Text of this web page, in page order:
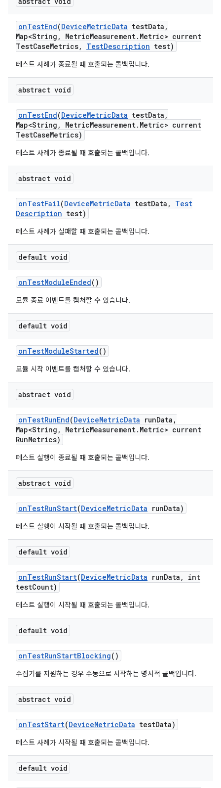
onTestEnd(DeviceMetricData testData ,
Map<String , MetricMeasurement. Metric> current
TestCaseMetrics, TestDescription test)
테스트 사례가 종료될 때 호출되는 콜백입니다.
abstract void
onTestEnd(DeviceMetricData testData ,
Map<String , MetricMeasurement. Metric> current
TestCaseMetrics)
테스트 사례가 종료될 때 호출되는 콜백입니다.
abstract void
onTestFail(DeviceMetricData testData ,
Test
Description test)
테스트 사례가 실패할 때 호출되는 콜백입니다.
default void
onTestModuleEnded()
모듈 종료 이벤트를 캡처할 수 있습니다.
default void
onTestModuleStarted()
모듈 시작 이벤트를 캡처할 수 있습니다.
abstract void
onTestRunEnd(DeviceMetricData runData ,
Map<String , MetricMeasurement. Metric> current
RunMetrics)
테스트 실행이 종료될 때 호출되는 콜백입니다.
abstract void
onTestRunStart(DeviceMetricData runData)
테스트 실행이 시작될 때 호출되는 콜백입니다.
default void
onTestRunStart(DeviceMetricData runData ,
int
testCount)
테스트 실행이 시작될 때 호출되는 콜백입니다.
default void
onTestRunStartBlocking()
수집기를 지원하는 경우 수동으로 시작하는 명시적 콜백입니다.
abstract void
onTestStart(DeviceMetricData testData)
테스트 사례가 시작될 때 호출되는 콜백입니다.
default void